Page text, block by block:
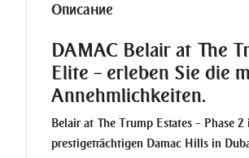
Описание
DAMAC Belair at The
Elite – erleben Sie die
Annehmlichkeiten.
Belair at The Trump Estates – Phase 2
prestigeträchtigen Damac Hills in